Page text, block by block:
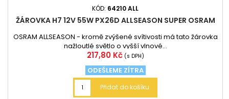
KÓD: 64210 ALL
ŽÁROVKA H7 12V 55W PX26D ALLSEASON SUPER OSRAM
OSRAM ALLSEASON - kromě zvýšené svítivosti má tato žárovka
nažloutlé světlo o vyšší vlnové...
Cena
217,80 Kč (s DPH)
ODEŠLEME ZÍTRA
Přidat do košíku